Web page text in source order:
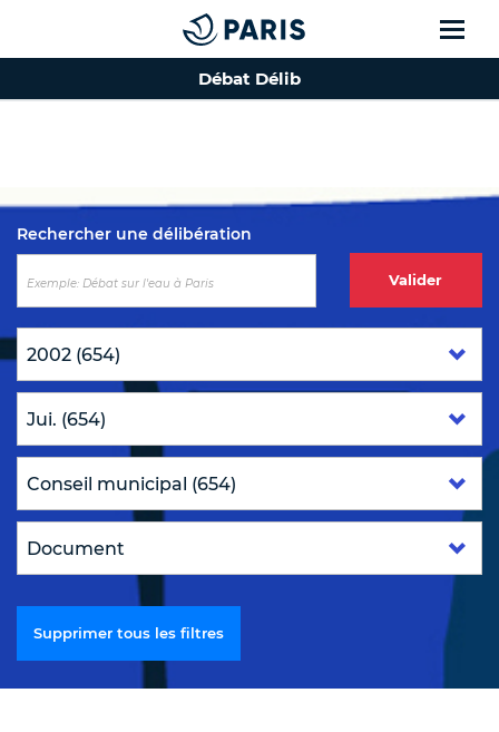
Top of the page
Débat Délib
Rechercher une délibération
Valider
Supprimer tous les filtres